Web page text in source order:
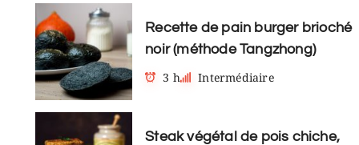
Recette de pain burger brioché
noir (méthode Tangzhong)
3 h
Intermédiaire
Steak végétal de pois chiche,